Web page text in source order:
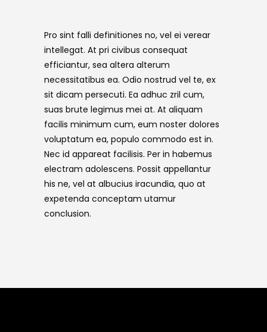
Pro sint falli definitiones no, vel ei verear
intellegat. At pri civibus consequat
efficiantur, sea altera alterum
necessitatibus ea. Odio nostrud vel te, ex
sit dicam persecuti. Ea adhuc zril cum,
suas brute legimus mei at. At aliquam
facilis minimum cum, eum noster dolores
voluptatum ea, populo commodo est in.
Nec id appareat facilisis. Per in habemus
electram adolescens. Possit appellantur
his ne, vel at albucius iracundia, quo at
expetenda conceptam utamur
conclusion.